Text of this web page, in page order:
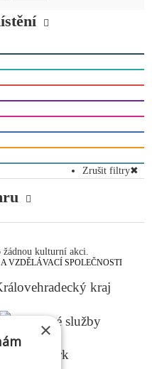
Zrušit filtry✖
žádnou kulturní akci.
VZDĚLÁVACÍ SPOLEČNOSTI
×